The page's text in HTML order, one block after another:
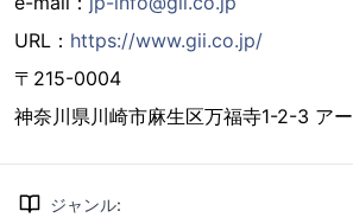
URL： https://www.gii.co.jp/
〒215-0004
神奈川県川崎市麻生区万福寺1-2-3 ア
ジャンル: